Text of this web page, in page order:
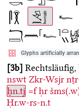
Glyphs artificially
3b
nswt Zkr-Wsjr
ẖn.tj =f ḥr
Ḥr.w-rs-n.t